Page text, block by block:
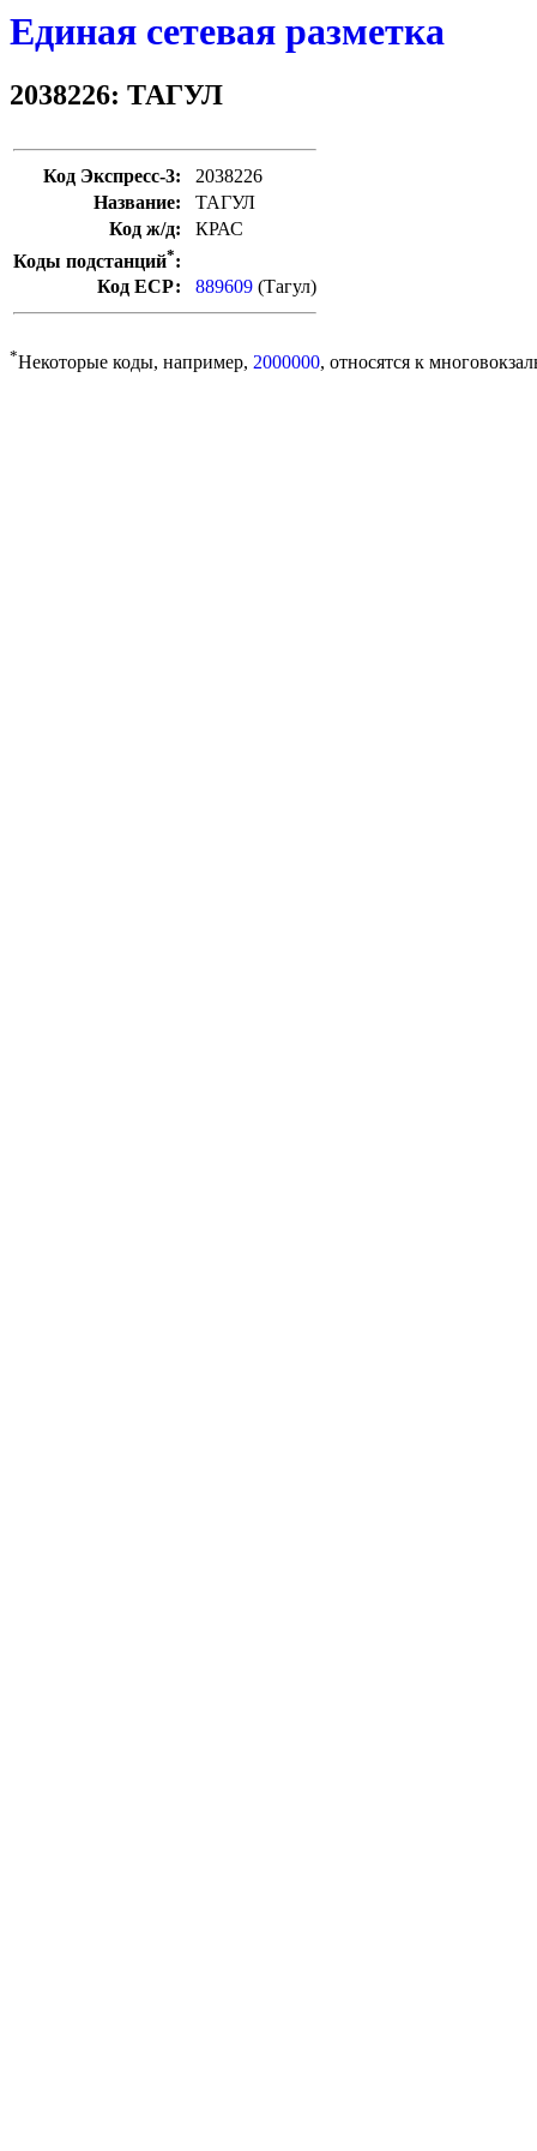
Единая сетевая разметка
2038226: ТАГУЛ
Код Экспресс-3:
2038226
Название:
ТАГУЛ
Код ж/д:
КРАС
Коды подстанций*:
Код ЕСР:
889609 (Тагул)
*Некоторые коды, например, 2000000, относятся к